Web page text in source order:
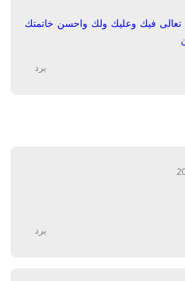
تعالى فيك وعليك ولك واحسن خاتمتك
يرد
يرد